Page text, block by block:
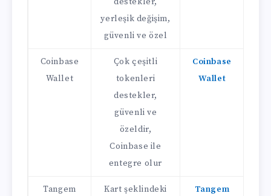
yerleşik değişim,
güvenli ve özel
Coinbase
Wallet
Çok çeşitli
tokenleri
destekler,
güvenli ve
özeldir,
Coinbase ile
entegre olur
Coinbase
Wallet
Tangem
Kart şeklindeki
Tangem